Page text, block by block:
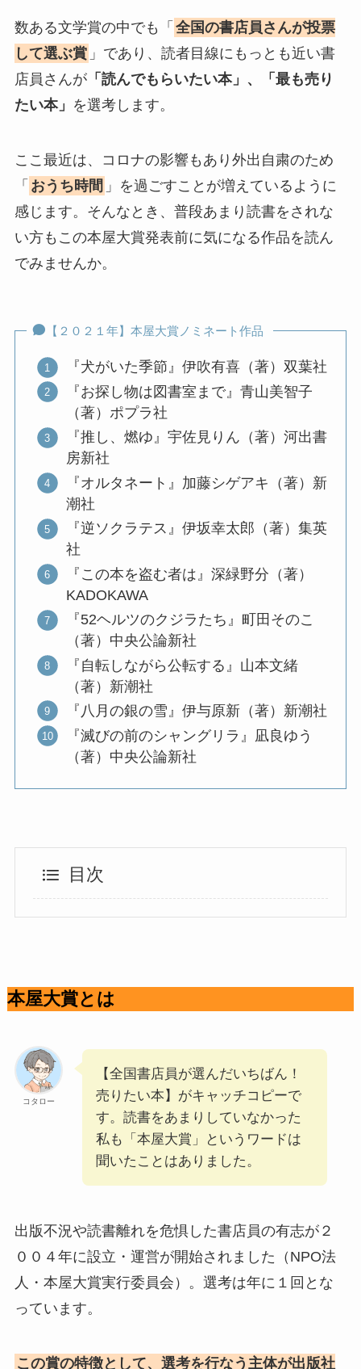
数ある文学賞の中でも「 全国の書店員さんが投票
して選ぶ賞 」であり、読者目線にもっとも近い書
店員さんが「読んでもらいたい本」、「最も売り
たい本」 を選考します。
ここ最近は、コロナの影響もあり外出自粛のため
「 おうち時間 」を過ごすことが増えているように
感じます。そんなとき、普段あまり読書をされな
い方もこの本屋大賞発表前に気になる作品を読ん
でみませんか。
【２０２１年】本屋大賞ノミネート作品
『犬がいた季節』伊吹有喜（著）双葉社
『お探し物は図書室まで』青山美智子
（著）ポプラ社
『推し、燃ゆ』宇佐見りん（著）河出書
房新社
『オルタネート』加藤シゲアキ（著）新
潮社
『逆ソクラテス』伊坂幸太郎（著）集英
社
『この本を盗む者は』深緑野分（著）
KADOKAWA
『52ヘルツのクジラたち』町田そのこ
（著）中央公論新社
『自転しながら公転する』山本文緒
（著）新潮社
『八月の銀の雪』伊与原新（著）新潮社
『滅びの前のシャングリラ』凪良ゆう
（著）中央公論新社
目次
本屋大賞とは
コタロー
【全国書店員が選んだいちばん！
売りたい本】がキャッチコピーで
す。読書をあまりしていなかった
私も「本屋大賞」というワードは
聞いたことはありました。
出版不況や読書離れを危惧した書店員の有志が２
００４年に設立・運営が開始されました（NPO法
人・本屋大賞実行委員会）。選考は年に１回とな
っています。
この賞の特徴として、選考を行なう主体が出版社